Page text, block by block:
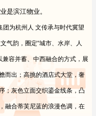
是滨江物业。
团为杭州人 文传承与时代冀望
气韵，圈定“城市、水岸、人
容并蓄、中西融合的方式，展
而出；高挑的酒店式⼤堂，奢
；灰色立面交织鎏金线条，凸
融合蒂芙尼蓝的浪漫色调，在